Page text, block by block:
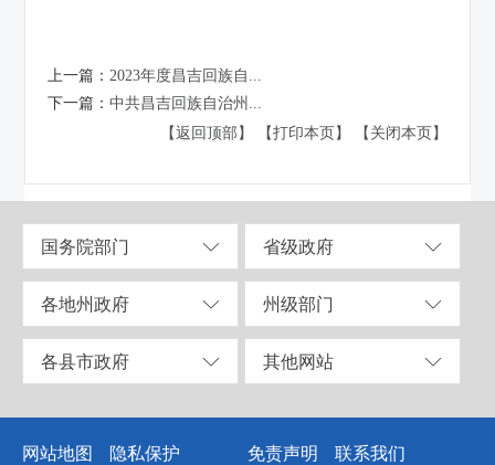
上一篇： 2023年度昌吉回族自...
下一篇：中共昌吉回族自治州...
【返回顶部】
【打印本页】 【关闭本页】
国务院部门 省级政府
各地州政府 州级部门
各县市政府 其他网站
网站地图 隐私保护 免责声明 联系我们